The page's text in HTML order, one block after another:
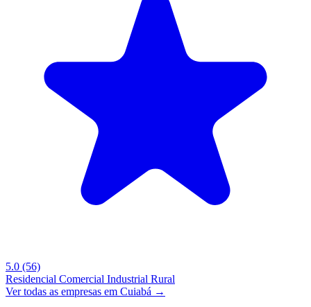
5.0 (56)
Residencial Comercial Industrial Rural
Ver todas as empresas em Cuiabá →